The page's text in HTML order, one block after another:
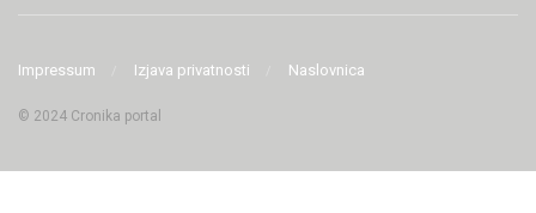
Impressum Izjava privatnosti Naslovnica
© 2024 Cronika portal